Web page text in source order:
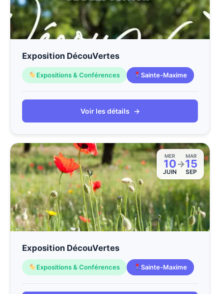
Exposition DécouVertes
Expositions & Conférences Sainte-Maxime
Voir les détails →
MER
10
JUIN
→
MAR
15
SEP
Exposition DécouVertes
Expositions & Conférences Sainte-Maxime